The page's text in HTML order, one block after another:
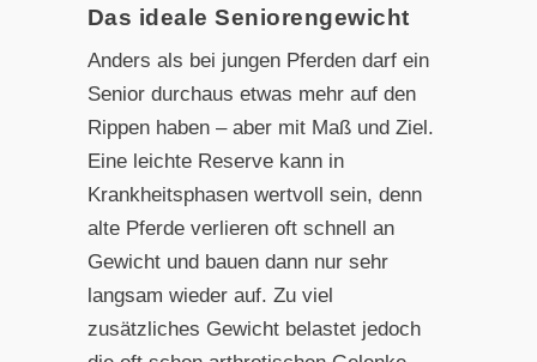
Das ideale Seniorengewicht
Anders als bei jungen Pferden darf ein
Senior durchaus etwas mehr auf den
Rippen haben – aber mit Maß und Ziel.
Eine leichte Reserve kann in
Krankheitsphasen wertvoll sein, denn
alte Pferde verlieren oft schnell an
Gewicht und bauen dann nur sehr
langsam wieder auf. Zu viel
zusätzliches Gewicht belastet jedoch